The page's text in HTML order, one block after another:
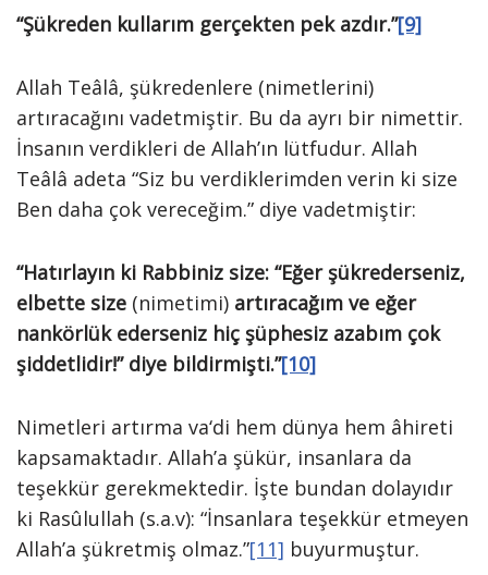
“Şükreden kullarım gerçekten pek azdır.”[9]
Allah Teâlâ, şükredenlere (nimetlerini)
artıracağını vadetmiştir. Bu da ayrı bir nimettir.
İnsanın verdikleri de Allah’ın lütfudur. Allah
Teâlâ adeta “Siz bu verdiklerimden verin ki size
Ben daha çok vereceğim.” diye vadetmiştir:
“Hatırlayın ki Rabbiniz size: “Eğer şükrederseniz,
elbette size (nimetimi) artıracağım ve eğer
nankörlük ederseniz hiç şüphesiz azabım çok
şiddetlidir!” diye bildirmişti.”[10]
Nimetleri artırma va‘di hem dünya hem âhireti
kapsamaktadır. Allah’a şükür, insanlara da
teşekkür gerekmektedir. İşte bundan dolayıdır
ki Rasûlullah (s.a.v): “İnsanlara teşekkür etmeyen
Allah’a şükretmiş olmaz.”[11] buyurmuştur.